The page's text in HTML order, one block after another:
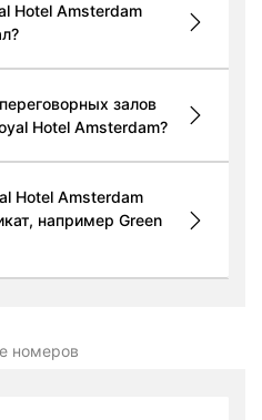
Hotel Amsterdam
залов
Hotel Amsterdam?
Hotel Amsterdam
например Green
номеров